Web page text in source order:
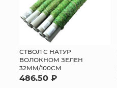
СТВОЛ С НАТУР
ВОЛОКНОМ ЗЕЛЕН
32ММ/100СМ
486.50 ₽